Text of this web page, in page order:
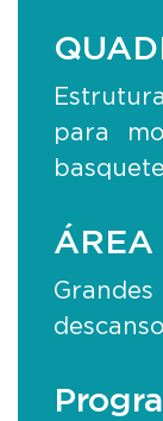
para
ÁREA